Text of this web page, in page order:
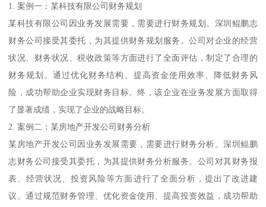
1. 案例一：某科技有限公司财务规划
某科技有限公司因业务发展需要，需要进行财务规划。深圳鲲鹏志
财务公司接受其委托，为其提供财务规划服务。公司对企业的经营
状况、财务状况、税收政策等方面进行了全面评估，制定了合理的
财务规划。通过优化财务结构、提高资金使用效率、降低财务风
险，成功帮助企业实现财务目标。终，该企业在业务发展方面取得
了显著成绩，实现了企业的战略目标。
2. 案例二：某房地产开发公司财务分析
某房地产开发公司因业务发展需要，需要进行财务分析。深圳鲲鹏
志财务公司接受其委托，为其提供财务分析服务。公司对其财务报
表、经营状况、投资风险等方面进行了全面分析，提出了改进建
议。通过规范财务管理、优化资金使用、提高投资效益，成功帮助